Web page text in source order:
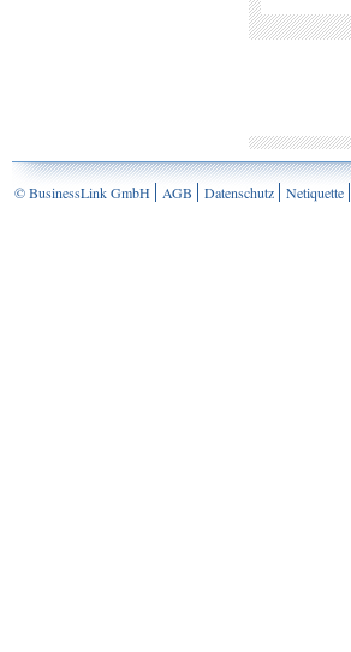
© BusinessLink GmbH AGB Datenschutz Netiquette